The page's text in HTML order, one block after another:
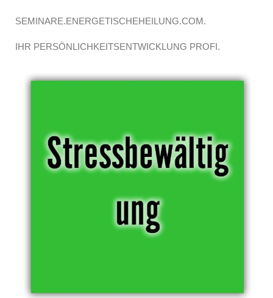
SEMINARE.ENERGETISCHEHEILUNG.COM.
IHR PERSÖNLICHKEITSENTWICKLUNG PROFI.